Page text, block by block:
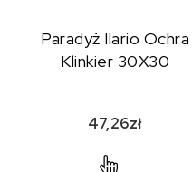
Paradyż Ilario Ochra
Klinkier 30X30
47,26zł